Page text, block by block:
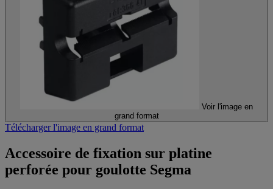
Voir l'image en
grand format
Télécharger l'image en grand format
Accessoire de fixation sur platine
perforée pour goulotte Segma